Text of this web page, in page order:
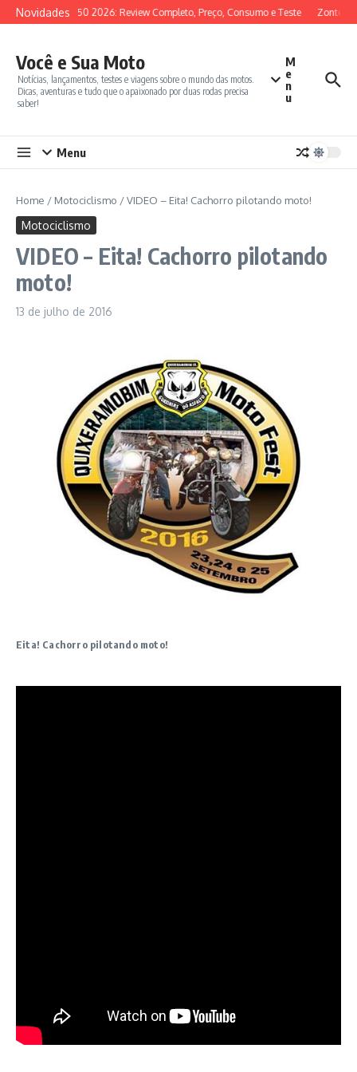
Ir para o conteúdo
Novidades
SYM ADX 150 2026: Review Completo, Preço, Consumo e Teste Zontes
Você e Sua Moto
Notícias, lançamentos, testes e viagens sobre o mundo das motos.
Dicas, aventuras e tudo que o apaixonado por duas rodas precisa
saber!
M
e
n
u
Menu
Home / Motociclismo /VIDEO – Eita! Cachorro pilotando moto!
Motociclismo
VIDEO – Eita! Cachorro pilotando
moto!
13 de julho de 2016
Eita! Cachorro pilotando moto!